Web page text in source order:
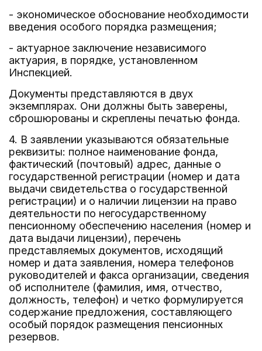
- экономическое обоснование необходимости
введения особого порядка размещения;
- актуарное заключение независимого
актуария, в порядке, установленном
Инспекцией.
Документы представляются в двух
экземплярах. Они должны быть заверены,
сброшюрованы и скреплены печатью фонда.
4. В заявлении указываются обязательные
реквизиты: полное наименование фонда,
фактический (почтовый) адрес, данные о
государственной регистрации (номер и дата
выдачи свидетельства о государственной
регистрации) и о наличии лицензии на право
деятельности по негосударственному
пенсионному обеспечению населения (номер и
дата выдачи лицензии), перечень
представляемых документов, исходящий
номер и дата заявления, номера телефонов
руководителей и факса организации, сведения
об исполнителе (фамилия, имя, отчество,
должность, телефон) и четко формулируется
содержание предложения, составляющего
особый порядок размещения пенсионных
резервов.